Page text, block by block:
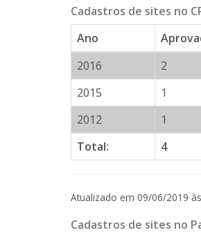
Cadastros de sites no
Ano
2016
2
2015
1
2012
1
Total:
4
Atualizado em 09/06/2019
Cadastros de sites no